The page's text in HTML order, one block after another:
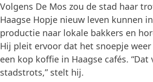
Volgens De Mos zou de stad haar
Haagse Hopje nieuw leven kunnen
productie naar lokale bakkers en
Hij pleit ervoor dat het snoepje
een kop koffie in Haagse cafés.
stadstrots,” stelt hij.